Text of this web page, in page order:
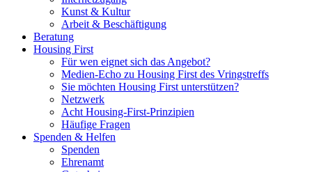
Kunst & Kultur
Arbeit & Beschäftigung
Beratung
Housing First
Für wen eignet sich das Angebot?
Medien-Echo zu Housing First des Vringstreffs
Sie möchten Housing First unterstützen?
Netzwerk
Acht Housing-First-Prinzipien
Häufige Fragen
Spenden & Helfen
Spenden
Ehrenamt